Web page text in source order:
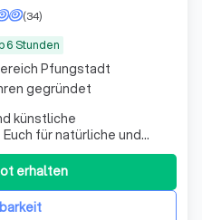
6 Stunden
(34)
künstliche
für natürliche und
und locker!
erhalten
Pfungstadt
gegründet